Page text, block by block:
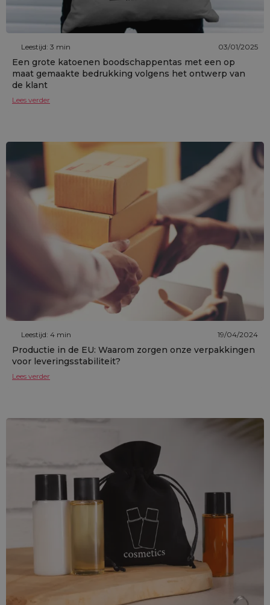
Leestijd: 3 min 03/01/2025
Een grote katoenen boodschappentas met een op
maat gemaakte bedrukking volgens het ontwerp van
de klant
Lees verder
Leestijd: 4 min 19/04/2024
Productie in de EU: Waarom zorgen onze verpakkingen
voor leveringsstabiliteit?
Lees verder